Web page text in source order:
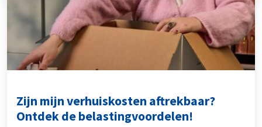
Zijn mijn verhuiskosten aftrekbaar?
Ontdek de belastingvoordelen!